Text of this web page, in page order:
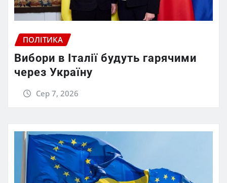
ПОЛІТИКА
Вибори в Італії будуть гарячими
через Україну
Сер 7, 2026